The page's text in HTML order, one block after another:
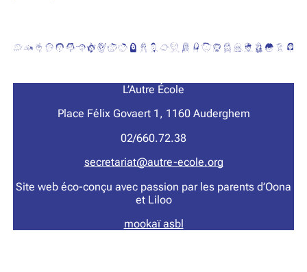
L’Autre École
Place Félix Govaert 1, 1160 Auderghem
02/660.72.38
secretariat@autre-ecole.org
Site web éco-conçu avec passion par les parents d’Oona
et Liloo
mookaï asbl